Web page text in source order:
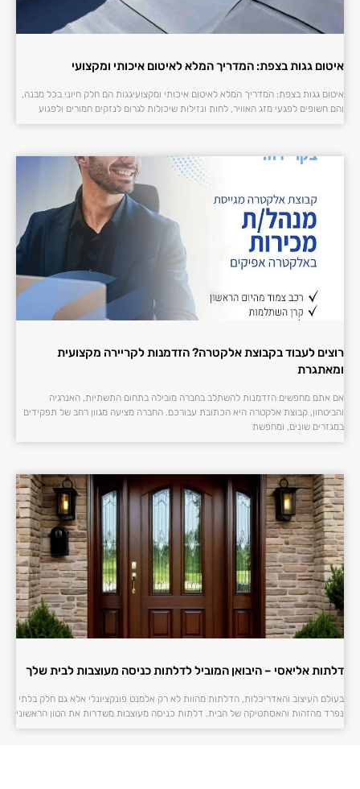
איטום גגות בצפת: המדריך המלא לאיטום איכותי ומקצועי
איטום גגות בצפת: המדריך המלא לאיטום איכותי ומקצועיגגות הם חלק חיוני בכל מבנה,
והם חשופים לפגעי מזג האוויר, לחות ונזילות שיכולות לגרום לנזקים חמורים ולפגוע
רוצים לעבוד בקבוצת אלקטרה? הזדמנות לקריירה מקצועית
ומאתגרת
אם אתם מחפשים הזדמנות להשתלב בחברה מובילה בתחום התשתיות, האנרגיה
והביטחון, קבוצת אלקטרה היא הכתובת עבורכם. החברה מציעה מגוון רחב של תפקידים
במגזרים שונים, ומחפשת
דלתות אליאסי – היבואן המוביל לדלתות כניסה מעוצבות לבית שלך
בעולם העיצוב והאדריכלות, הדלתות מהוות לא רק אלמנט פונקציונלי אלא גם חלק בלתי
נפרד מהזהות והאסתטיקה של הבית. דלתות כניסה מעוצבות משדרות את הטון הראשוני